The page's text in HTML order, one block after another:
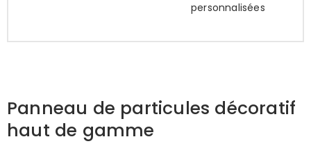
personnalisées
Panneau de particules décoratif
haut de gamme